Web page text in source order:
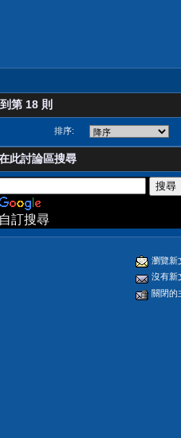
第 18 則
排序:
此討論區搜尋
自訂搜尋
瀏覽新
沒有新
關閉的